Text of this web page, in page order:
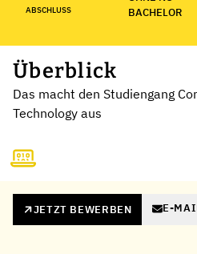
ABSCHLUSS BACHELOR
Überblick
Das macht den Studiengang
Technology aus
JETZT BEWERBEN E-